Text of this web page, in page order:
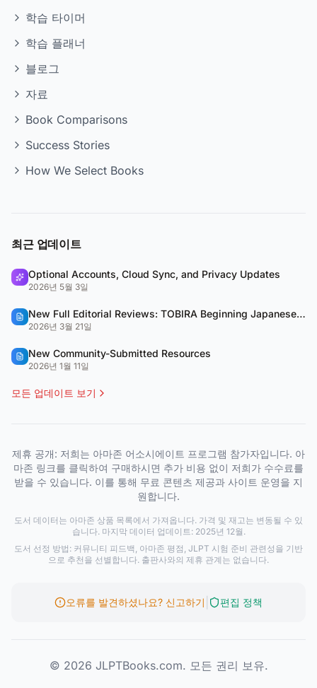
학습 타이머
학습 플래너
블로그
자료
Book Comparisons
Success Stories
How We Select Books
최근 업데이트
Optional Accounts, Cloud Sync, and Privacy Updates
2026년 5월 3일
New Full Editorial Reviews: TOBIRA Beginning Japanese & QUARTET
2026년 3월 21일
New Community-Submitted Resources
2026년 1월 11일
모든 업데이트 보기
제휴 공개: 저희는 아마존 어소시에이트 프로그램 참가자입니다. 아
마존 링크를 클릭하여 구매하시면 추가 비용 없이 저희가 수수료를
받을 수 있습니다. 이를 통해 무료 콘텐츠 제공과 사이트 운영을 지
원합니다.
도서 데이터는 아마존 상품 목록에서 가져옵니다. 가격 및 재고는 변동될 수 있
습니다. 마지막 데이터 업데이트: 2025년 12월.
도서 선정 방법: 커뮤니티 피드백, 아마존 평점, JLPT 시험 준비 관련성을 기반
으로 추천을 선별합니다. 출판사와의 제휴 관계는 없습니다.
오류를 발견하셨나요? 신고하기 편집 정책
© 2026 JLPTBooks.com. 모든 권리 보유.